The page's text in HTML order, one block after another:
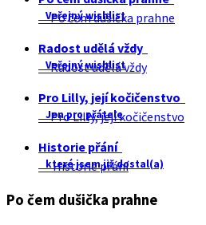
Veřejný wishlist
Po čem dušička prahne
Radost udělá vždy
Veřejný wishlist
Radost udělá vždy
Pro Lilly, její kočičenstvo
Jen pro přátele
Pro Lilly, její kočičenstvo
Historie přání
které jsem již dostal(a)
Historie přání
Po čem dušička prahne